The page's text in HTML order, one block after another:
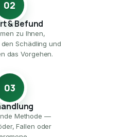
02
& Befund
zu Ihnen,
Schädling und
das Vorgehen.
03
Methode —
Fallen oder